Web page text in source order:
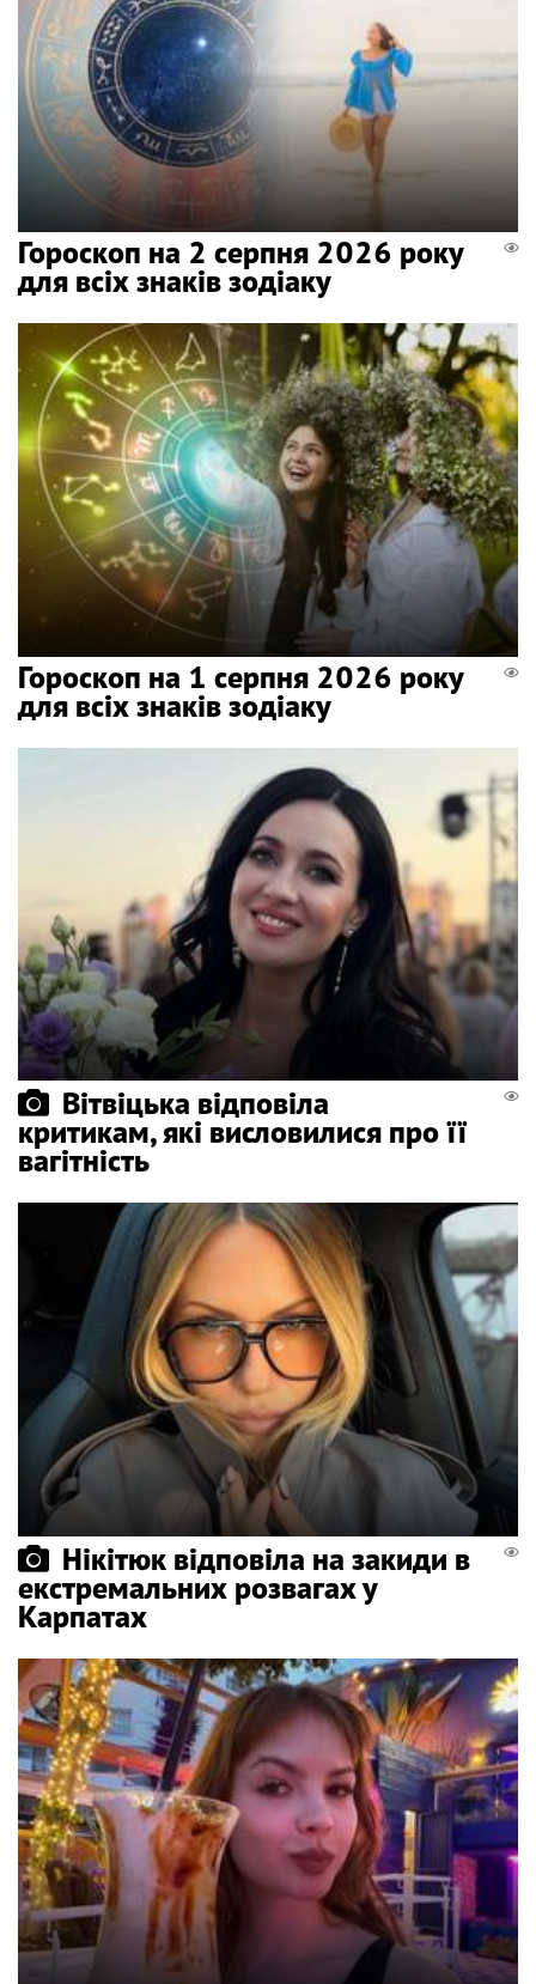
Гороскоп на 2 серпня 2026 року
для всіх знаків зодіаку
Гороскоп на 1 серпня 2026 року
для всіх знаків зодіаку
Вітвіцька відповіла
критикам, які висловилися про її
вагітність
Нікітюк відповіла на закиди в
екстремальних розвагах у
Карпатах